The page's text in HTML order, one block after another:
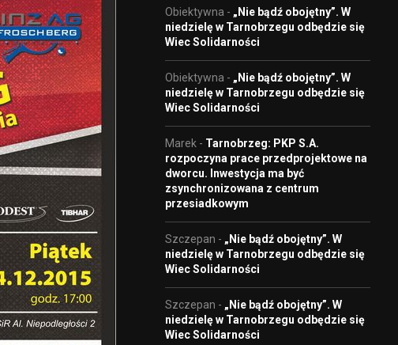
Obiektywna - „Nie bądź obojętny”. W
niedzielę w Tarnobrzegu odbędzie się
Wiec Solidarności
Obiektywna - „Nie bądź obojętny”. W
niedzielę w Tarnobrzegu odbędzie się
Wiec Solidarności
Marek - Tarnobrzeg: PKP S.A.
rozpoczyna prace przedprojektowe na
dworcu. Inwestycja ma być
zsynchronizowana z centrum
przesiadkowym
Szczepan - „Nie bądź obojętny”. W
niedzielę w Tarnobrzegu odbędzie się
Wiec Solidarności
Szczepan - „Nie bądź obojętny”. W
niedzielę w Tarnobrzegu odbędzie się
Wiec Solidarności